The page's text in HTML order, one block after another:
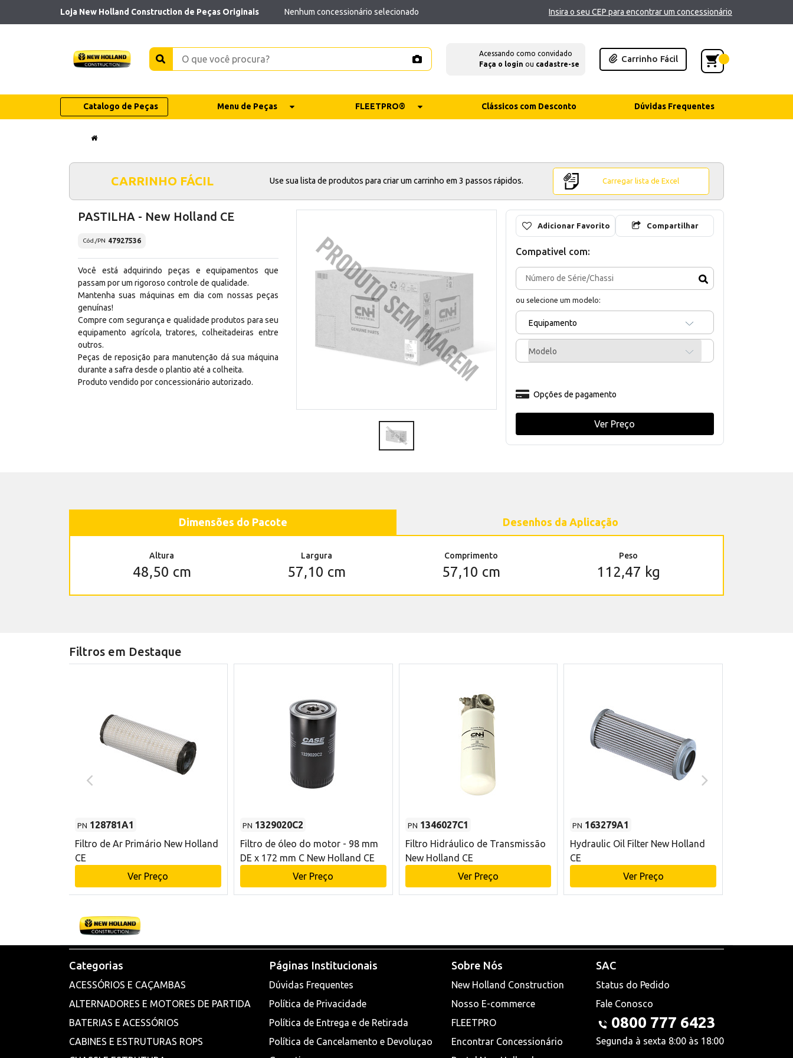
Loja New Holland Construction de Peças Originais Nenhum concessionário selecionado Insira o seu CEP para encontrar um concessionário
Acessando como convidado
Faça o login ou cadastre-se
Carrinho Fácil
Catalogo de Peças Menu de Peças FLEETPRO® Clássicos com Desconto Dúvidas Frequentes
CARRINHO FÁCIL Use sua lista de produtos para criar um carrinho em 3 passos rápidos. Carregar lista de Excel
PASTILHA - New Holland CE
Cód./PN 47927536
Você está adquirindo peças e equipamentos que
passam por um rigoroso controle de qualidade.
Mantenha suas máquinas em dia com nossas peças
genuínas!
Compre com segurança e qualidade produtos para seu
equipamento agrícola, tratores, colheitadeiras entre
outros.
Peças de reposição para manutenção dá sua máquina
durante a safra desde o plantio até a colheita.
Produto vendido por concessionário autorizado.
Adicionar Favorito Compartilhar
Compativel com:
ou selecione um modelo:
Equipamento
Modelo
Opções de pagamento
Ver Preço
Dimensões do Pacote Desenhos da Aplicação
Altura
48,50 cm
Largura
57,10 cm
Comprimento
57,10 cm
Peso
112,47 kg
Filtros em Destaque
PN 128781A1
Filtro de Ar Primário New Holland
CE
Ver Preço
PN 1329020C2
Filtro de óleo do motor - 98 mm
DE x 172 mm C New Holland CE
Ver Preço
PN 1346027C1
Filtro Hidráulico de Transmissão
New Holland CE
Ver Preço
PN 163279A1
Hydraulic Oil Filter New Holland
CE
Ver Preço
Categorias
ACESSÓRIOS E CAÇAMBAS
ALTERNADORES E MOTORES DE PARTIDA
BATERIAS E ACESSÓRIOS
CABINES E ESTRUTURAS ROPS
Páginas Institucionais
Dúvidas Frequentes
Política de Privacidade
Política de Entrega e de Retirada
Política de Cancelamento e Devoluçao
Sobre Nós
New Holland Construction
Nosso E-commerce
FLEETPRO
Encontrar Concessionário
SAC
Status do Pedido
Fale Conosco
0800 777 6423
Segunda à sexta 8:00 às 18:00